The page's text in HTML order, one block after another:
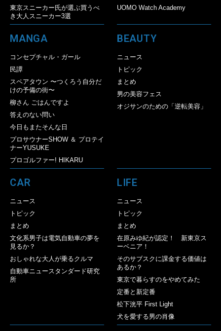
東京スニーカー氏が選ぶ買うべ
き大人スニーカー3選
UOMO Watch Academy
MANGA
コンセプチャル・ガール
民譚
スペアタウン 〜つくろう自分だ
けの予備の街〜
柳さん ごはんですよ
答えのない問い
今日もまたそんな日
プロサウナーSHOW ＆ プロテイ
ナーYUSUKE
プロゴルファー! HIKARU
BEAUTY
ニュース
トピック
まとめ
男の美容フェス
オジサンのための「逆転美容」
CAR
ニュース
トピック
まとめ
文化系男子は電気自動車の夢を
見るか？
おしゃれな大人が乗るクルマ
自動車ニュースタンダード研究
所
LIFE
ニュース
トピック
まとめ
在原みゆ紀が認定！ 新東京ス
ーベニア！
そのサブスクに課金する価値は
あるか？
東京で暮らすのをやめてみた
定番と新定番
松下洸平 First Light
犬を愛する男の肖像